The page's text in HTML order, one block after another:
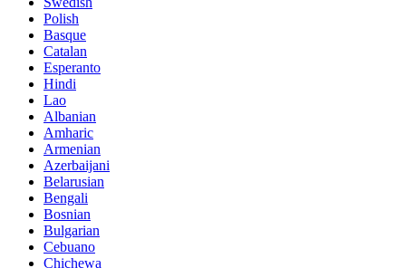
Polish
Basque
Catalan
Esperanto
Hindi
Lao
Albanian
Amharic
Armenian
Azerbaijani
Belarusian
Bengali
Bosnian
Bulgarian
Cebuano
Chichewa